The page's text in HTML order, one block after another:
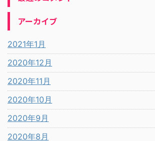
アーカイブ
2021年1月
2020年12月
2020年11月
2020年10月
2020年9月
2020年8月